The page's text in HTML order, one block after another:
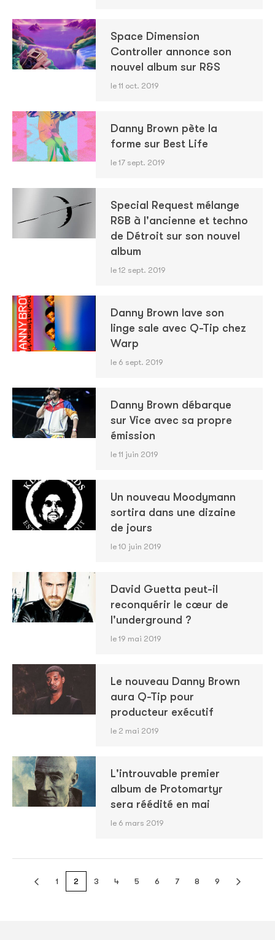
Space Dimension
Controller annonce son
nouvel album sur R&S
le 11 oct. 2019
Danny Brown pète la
forme sur Best Life
le 17 sept. 2019
Special Request mélange
R&B à l'ancienne et techno
de Détroit sur son nouvel
album
le 12 sept. 2019
Danny Brown lave son
linge sale avec Q-Tip chez
Warp
le 6 sept. 2019
Danny Brown débarque
sur Vice avec sa propre
émission
le 11 juin 2019
Un nouveau Moodymann
sortira dans une dizaine
de jours
le 10 juin 2019
David Guetta peut-il
reconquérir le cœur de
l'underground ?
le 19 mai 2019
Le nouveau Danny Brown
aura Q-Tip pour
producteur exécutif
le 2 mai 2019
L'introuvable premier
album de Protomartyr
sera réédité en mai
le 6 mars 2019
1 2 3 4 5 6 7 8 9